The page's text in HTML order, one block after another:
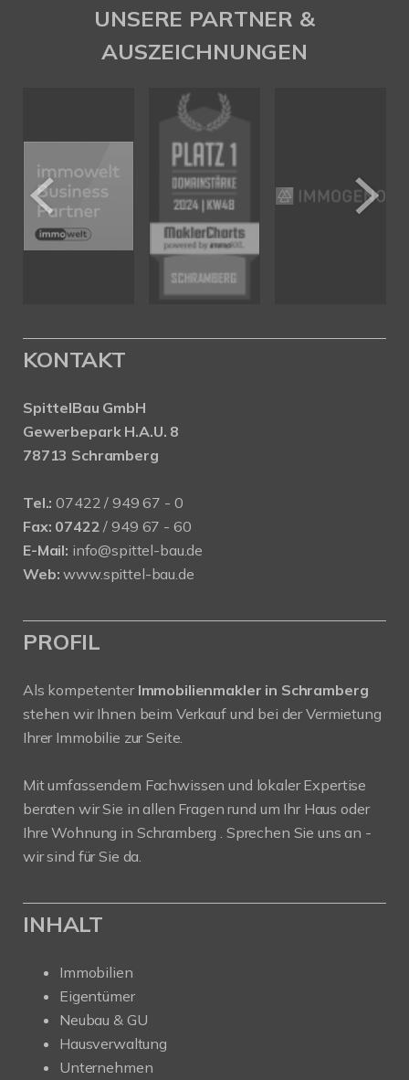
UNSERE PARTNER &
AUSZEICHNUNGEN
KONTAKT
SpittelBau GmbH
Gewerbepark H.A.U. 8
78713 Schramberg
Tel.: 07422 / 949 67 - 0
Fax: 07422 / 949 67 - 60
E-Mail: info@spittel-bau.de
Web: www.spittel-bau.de
PROFIL
Als kompetenter Immobilienmakler in Schramberg
stehen wir Ihnen beim Verkauf und bei der Vermietung
Ihrer Immobilie zur Seite.
Mit umfassendem Fachwissen und lokaler Expertise
beraten wir Sie in allen Fragen rund um Ihr Haus oder
Ihre Wohnung in Schramberg . Sprechen Sie uns an -
wir sind für Sie da.
INHALT
Immobilien
Eigentümer
Neubau & GU
Hausverwaltung
Unternehmen